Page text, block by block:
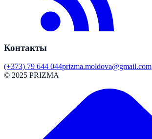
Контакты
(+373) 79 644 044prizma.moldova@gmail.com
© 2025 PRIZMA